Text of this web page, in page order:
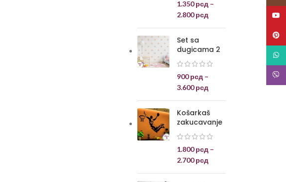
1.350рсд –
2.800рсд
Set sa
dugicama 2
900рсд –
3.600рсд
Košarkaš
zakucavanje
1.800рсд –
2.700рсд
Viber